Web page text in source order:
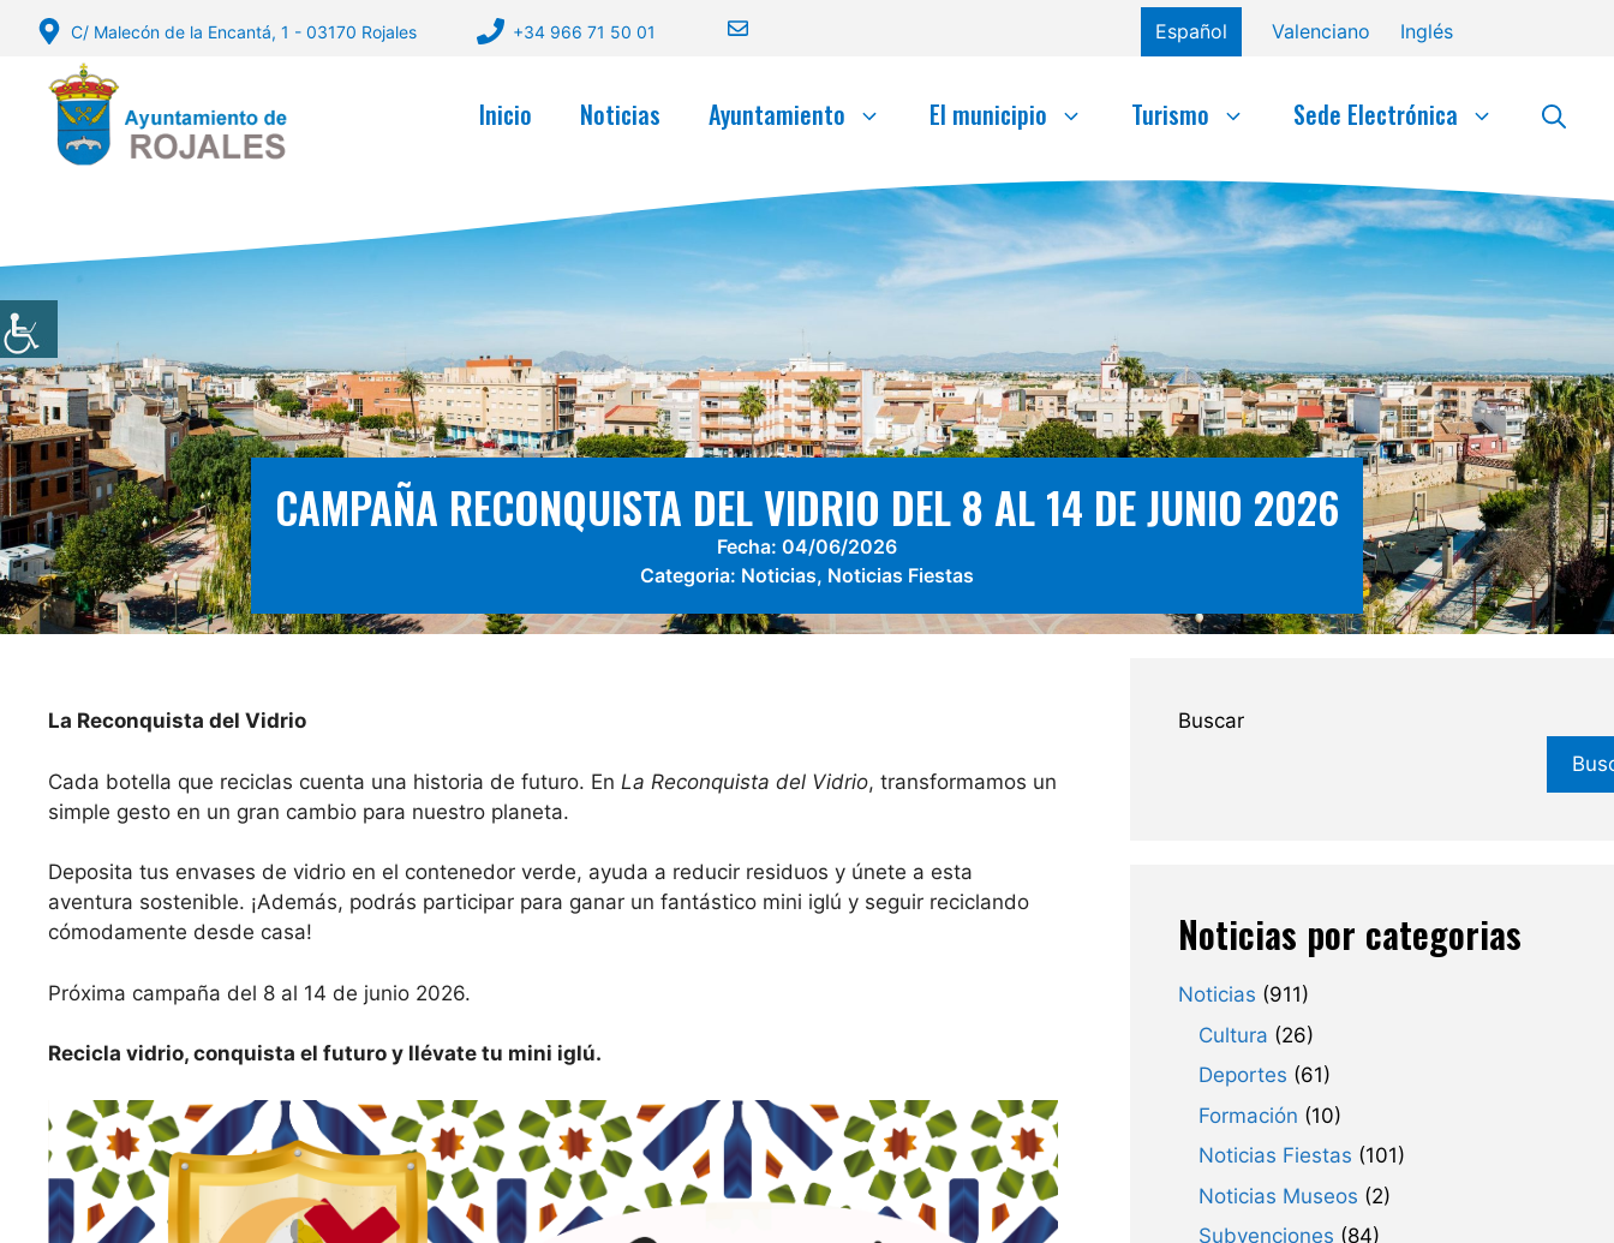
Saltar
contenido
C/ Malecón de la Encantá, 1 - 03170 Rojales +34 966 71 50 01 Español Valenciano Inglés
Inicio Noticias Ayuntamiento El municipio Turismo Sede Electrónica
CAMPAÑA RECONQUISTA DEL VIDRIO DEL 8 AL 14 DE JUNIO 2026
Fecha: 04/06/2026
Categoria: Noticias, Noticias Fiestas
La Reconquista del Vidrio
Cada botella que reciclas cuenta una historia de futuro. En La Reconquista del Vidrio, transformamos un
simple gesto en un gran cambio para nuestro planeta.
Deposita tus envases de vidrio en el contenedor verde, ayuda a reducir residuos y únete a esta
aventura sostenible. ¡Además, podrás participar para ganar un fantástico mini iglú y seguir reciclando
cómodamente desde casa!
Próxima campaña del 8 al 14 de junio 2026.
Recicla vidrio, conquista el futuro y llévate tu mini iglú.
Buscar
Noticias por categorias
Noticias (911)
Cultura (26)
Deportes (61)
Formación (10)
Noticias Fiestas (101)
Noticias Museos (2)
Subvenciones (84)